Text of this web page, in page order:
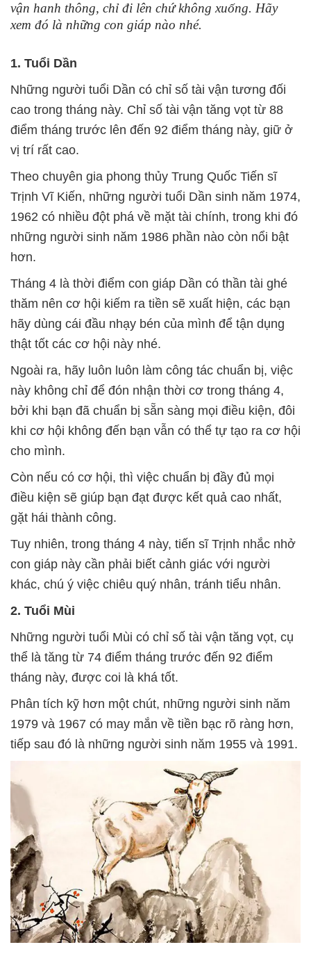
vận hanh thông, chỉ đi lên chứ không xuống. Hãy
xem đó là những con giáp nào nhé.
1. Tuổi Dần
Những người tuổi Dần có chỉ số tài vận tương đối
cao trong tháng này. Chỉ số tài vận tăng vọt từ 88
điểm tháng trước lên đến 92 điểm tháng này, giữ ở
vị trí rất cao.
Theo chuyên gia phong thủy Trung Quốc Tiến sĩ
Trịnh Vĩ Kiến, những người tuổi Dần sinh năm 1974,
1962 có nhiều đột phá về mặt tài chính, trong khi đó
những người sinh năm 1986 phần nào còn nổi bật
hơn.
Tháng 4 là thời điểm con giáp Dần có thần tài ghé
thăm nên cơ hội kiếm ra tiền sẽ xuất hiện, các bạn
hãy dùng cái đầu nhạy bén của mình để tận dụng
thật tốt các cơ hội này nhé.
Ngoài ra, hãy luôn luôn làm công tác chuẩn bị, việc
này không chỉ để đón nhận thời cơ trong tháng 4,
bởi khi bạn đã chuẩn bị sẵn sàng mọi điều kiện, đôi
khi cơ hội không đến bạn vẫn có thể tự tạo ra cơ hội
cho mình.
Còn nếu có cơ hội, thì việc chuẩn bị đầy đủ mọi
điều kiện sẽ giúp bạn đạt được kết quả cao nhất,
gặt hái thành công.
Tuy nhiên, trong tháng 4 này, tiến sĩ Trịnh nhắc nhở
con giáp này cần phải biết cảnh giác với người
khác, chú ý việc chiêu quý nhân, tránh tiểu nhân.
2. Tuổi Mùi
Những người tuổi Mùi có chỉ số tài vận tăng vọt, cụ
thể là tăng từ 74 điểm tháng trước đến 92 điểm
tháng này, được coi là khá tốt.
Phân tích kỹ hơn một chút, những người sinh năm
1979 và 1967 có may mắn về tiền bạc rõ ràng hơn,
tiếp sau đó là những người sinh năm 1955 và 1991.